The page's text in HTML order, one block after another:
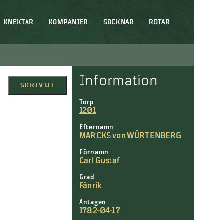
KNEKTAR KOMPANIER SOCKNAR ROTAR
SKRIV UT Information
Torp
1201
Efternamn
MARCKS von WÜRTENBERG
Förnamn
Carl Gustaf
Grad
Fänrik
Antagen
1782-04-17